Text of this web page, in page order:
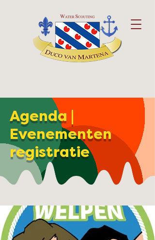
Agenda |
Evenementen
registratie